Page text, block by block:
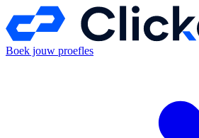
Boek jouw proefles